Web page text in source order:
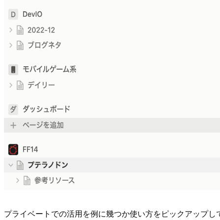
プライベートでの活用を例に幾つか使い方をピックアップし